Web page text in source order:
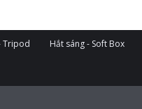
Tripod Hắt sáng - Soft Box